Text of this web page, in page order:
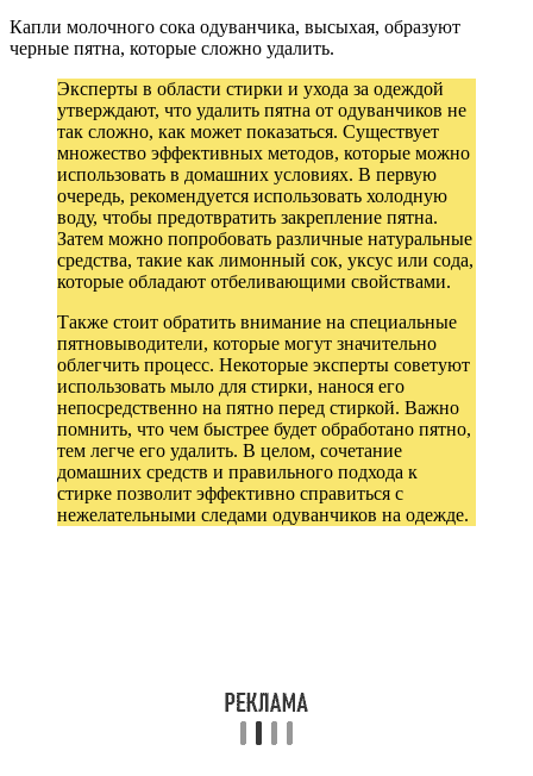
Капли молочного сока одуванчика, высыхая, образуют
черные пятна, которые сложно удалить.
Эксперты в области стирки и ухода за одеждой
утверждают, что удалить пятна от одуванчиков не
так сложно, как может показаться. Существует
множество эффективных методов, которые можно
использовать в домашних условиях. В первую
очередь, рекомендуется использовать холодную
воду, чтобы предотвратить закрепление пятна.
Затем можно попробовать различные натуральные
средства, такие как лимонный сок, уксус или сода,
которые обладают отбеливающими свойствами.
Также стоит обратить внимание на специальные
пятновыводители, которые могут значительно
облегчить процесс. Некоторые эксперты советуют
использовать мыло для стирки, нанося его
непосредственно на пятно перед стиркой. Важно
помнить, что чем быстрее будет обработано пятно,
тем легче его удалить. В целом, сочетание
домашних средств и правильного подхода к
стирке позволит эффективно справиться с
нежелательными следами одуванчиков на одежде.